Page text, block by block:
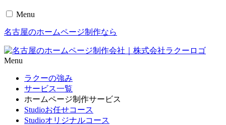
Menu
名古屋のホームページ制作なら
Menu
ラクーの強み
サービス一覧
ホームページ制作サービス
Studioお任せコース
Studioオリジナルコース